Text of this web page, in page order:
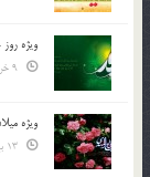
ویژه روز
ویژه